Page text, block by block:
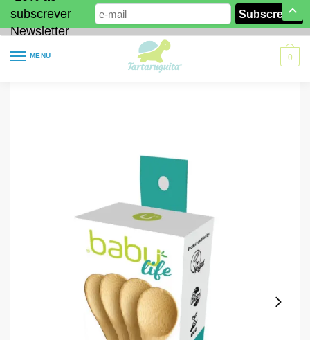
subscrever
Newsletter
MENU 0